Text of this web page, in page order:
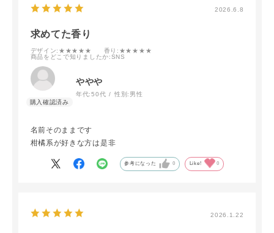
2026.6.8
求めてた香り
デザイン:★★★★★ 香り :★★★★★
商品をどこで知りましたか:SNS
ややや
年代:50代 性別: 男性
名前そのままです
柑橘系が好きな方は是非
参考になった 0 Like! 0
2026.1.22